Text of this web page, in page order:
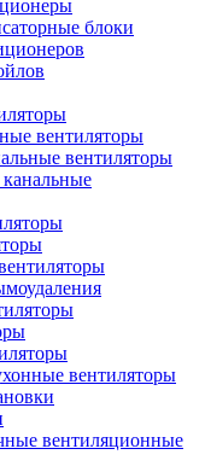
блоки
вентиляторы
вентиляторы
вентиляторы
вентиляционные